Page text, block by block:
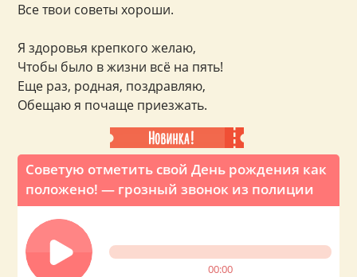
Советую отметить свой День рождения как
положено! — грозный звонок из полиции
00:00
Все твои советы хороши.
Я здоровья крепкого желаю,
Чтобы было в жизни всё на пять!
Еще раз, родная, поздравляю,
Обещаю я почаще приезжать.